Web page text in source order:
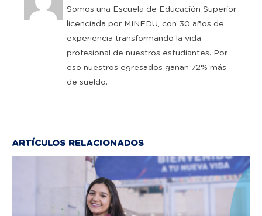
Somos una Escuela de Educación Superior
licenciada por MINEDU, con 30 años de
experiencia transformando la vida
profesional de nuestros estudiantes. Por
eso nuestros egresados ganan 72% más
de sueldo.
ARTÍCULOS RELACIONADOS